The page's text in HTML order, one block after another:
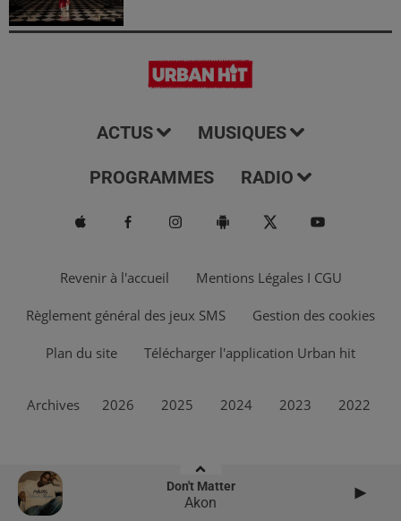
Don't Matter
Akon
ACTUS MUSIQUES
PROGRAMMES RADIO
Revenir à l'accueil Mentions Légales I CGU
Règlement général des jeux SMS Gestion des cookies
Plan du site Télécharger l'application Urban hit
Archives 2026 2025 2024 2023 2022